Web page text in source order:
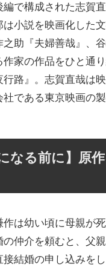
で構成された志賀
は小説を映画化した
之助『夫婦善哉』、
家の作品をひと通
路』。志賀直哉は
である東京映画の製
なる前に】原
作は幼い頃に母親が
仲介を頼むと、父
接結婚の申し込みを